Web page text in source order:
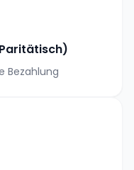
Bezahlung